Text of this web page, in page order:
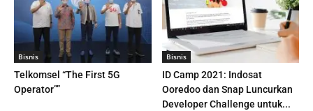
Bisnis
Telkomsel “The First 5G
Operator””
Bisnis
ID Camp 2021: Indosat
Ooredoo dan Snap Luncurkan
Developer Challenge untuk...